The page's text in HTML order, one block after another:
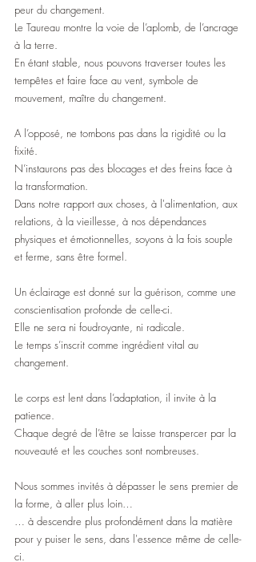
peur du changement.
Le Taureau montre la voie de l’aplomb, de l’ancrage
à la terre.
En étant stable, nous pouvons traverser toutes les
tempêtes et faire face au vent, symbole de
mouvement, maître du changement.
A l’opposé, ne tombons pas dans la rigidité ou la
fixité.
N’instaurons pas des blocages et des freins face à
la transformation.
Dans notre rapport aux choses, à l'alimentation, aux
relations, à la vieillesse, à nos dépendances
physiques et émotionnelles, soyons à la fois souple
et ferme, sans être formel.
Un éclairage est donné sur la guérison, comme une
conscientisation profonde de celle-ci.
Elle ne sera ni foudroyante, ni radicale.
Le temps s’inscrit comme ingrédient vital au
changement.
Le corps est lent dans l’adaptation, il invite à la
patience.
Chaque degré de l’être se laisse transpercer par la
nouveauté et les couches sont nombreuses.
Nous sommes invités à dépasser le sens premier de
la forme, à aller plus loin…
… à descendre plus profondément dans la matière
pour y puiser le sens, dans l'essence même de celle-
ci.